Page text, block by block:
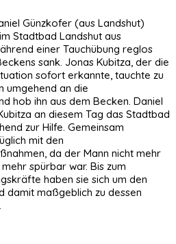
Günzkofer (aus Landshut)
Stadtbad Landshut aus
einer Tauchübung reglos
sank. Jonas Kubitza, der die
sofort erkannte, tauchte zu
umgehend an die
hob ihn aus dem Becken. Daniel
an diesem Tag das Stadtbad
zur Hilfe. Gemeinsam
mit den
da der Mann nicht mehr
spürbar war. Bis zum
haben sie sich um den
damit maßgeblich zu dessen